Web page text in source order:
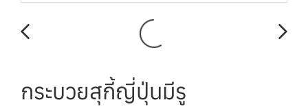
กระบวยสุกี้ญี่ปุ่นมีรู